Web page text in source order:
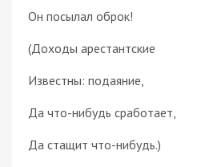
Он посылал оброк!
(Доходы арестантские
Известны: подаяние,
Да что-нибудь сработает,
Да стащит что-нибудь.)